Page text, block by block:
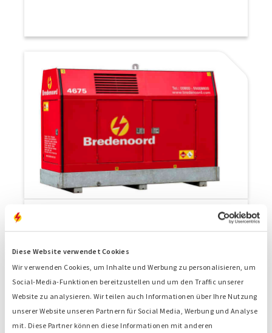
Diese Website verwendet Cookies
Wir verwenden Cookies, um Inhalte und Werbung zu personalisieren, um
Social-Media-Funktionen bereitzustellen und um den Traffic unserer
Website zu analysieren. Wir teilen auch Informationen über Ihre Nutzung
unserer Website unseren Partnern für Social Media, Werbung und Analyse
mit. Diese Partner können diese Informationen mit anderen
125 kVA Stromaggregat